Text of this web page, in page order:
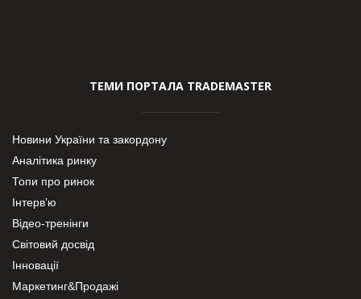
ТЕМИ ПОРТАЛА TRADEMASTER
Новини України та закордону
Аналітика ринку
Топи про ринок
Інтерв’ю
Відео-тренінги
Світовий досвід
Інновації
Маркетинг&Продажі